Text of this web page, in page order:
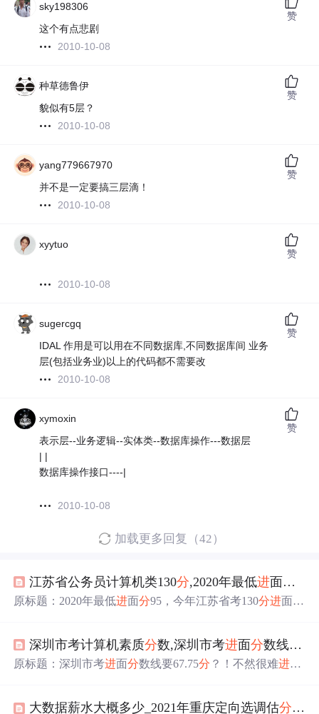
sky198306
这个有点悲剧
2010-10-08
赞
种草德鲁伊
貌似有5层？
2010-10-08
赞
yang779667970
并不是一定要搞三层滴！
2010-10-08
赞
xyytuo
2010-10-08
赞
sugercgq
IDAL 作用是可以用在不同数据库,不同数据库间 业务
层(包括业务业)以上的代码都不需要改
2010-10-08
赞
xymoxin
表示层--业务逻辑--实体类--数据库操作---数据层
| |
数据库操作接口----|
2010-10-08
赞
加载更多回复（42）
江苏省公务员计算机类130分,2020年最低进面分
原标题：2020年最低进面分95，今年江苏省考130分进面稳
进 面稳吗？各地市进 面分数我们先来纵观一下2020江苏省
考各地市的最高和最低进面分数。 2020江苏省考笔试最高
160....
深圳市考计算机素质分数,深圳市考进面分数线要67.75
原标题：深圳市考进面分数线要67.75分 ？！不然很难进
左右根据2019年深圳市公务员考试公告信息来推断，2019
大数据薪水大概多少_2021年重庆定向选调估分大